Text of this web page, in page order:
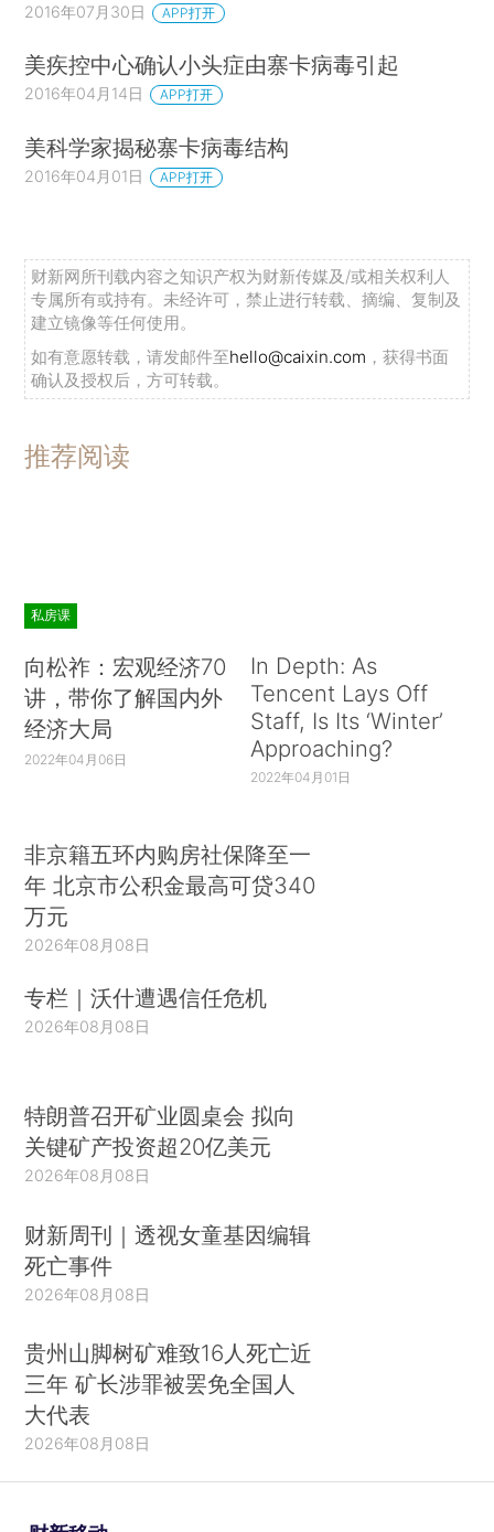
2016年07月30日 APP打开
美疾控中心确认小头症由寨卡病毒引起
2016年04月14日 APP打开
美科学家揭秘寨卡病毒结构
2016年04月01日 APP打开
财新网所刊载内容之知识产权为财新传媒及/或相关权利人
专属所有或持有。未经许可，禁止进行转载、摘编、复制及
建立镜像等任何使用。
如有意愿转载，请发邮件至hello@caixin.com ，获得书面
确认及授权后，方可转载。
推荐阅读
私房课
向松祚：宏观经济70
讲，带你了解国内外
经济大局
2022年04月06日
In Depth: As
Tencent Lays Off
Staff, Is Its ‘Winter’
Approaching?
2022年04月01日
非京籍五环内购房社保降至一
年 北京市公积金最高可贷340
万元
2026年08月08日
专栏｜沃什遭遇信任危机
2026年08月08日
特朗普召开矿业圆桌会 拟向
关键矿产投资超20亿美元
2026年08月08日
财新周刊｜透视女童基因编辑
死亡事件
2026年08月08日
贵州山脚树矿难致16人死亡近
三年 矿长涉罪被罢免全国人
大代表
2026年08月08日